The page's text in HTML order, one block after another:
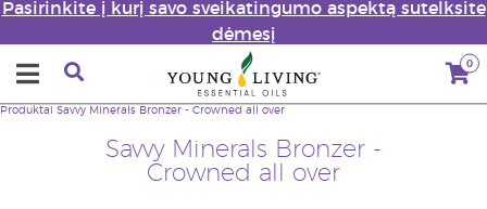
Pasirinkite į kurį savo sveikatingumo aspektą sutelksite
dėmesį
0
Savvy Minerals Bronzer -
Crowned all over
Produktai Savvy Minerals Bronzer - Crowned all over